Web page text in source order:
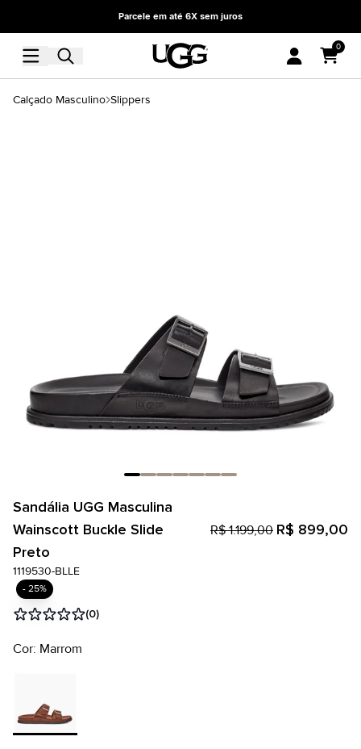
Parcele em até 6X sem juros
0
Calçado Masculino Slippers
Sandália UGG Masculina
Wainscott Buckle Slide
Preto
R$ 1.199,00 R$ 899,00
1119530-BLLE
- 25%
(0)
Cor: Marrom